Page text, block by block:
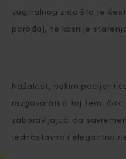
vaginalnog zida što je
porođaj, te kasnije
Nažalost, nekim
razgovarati o toj temi čak i
zaboravljajući da
jednostavno i elegantno